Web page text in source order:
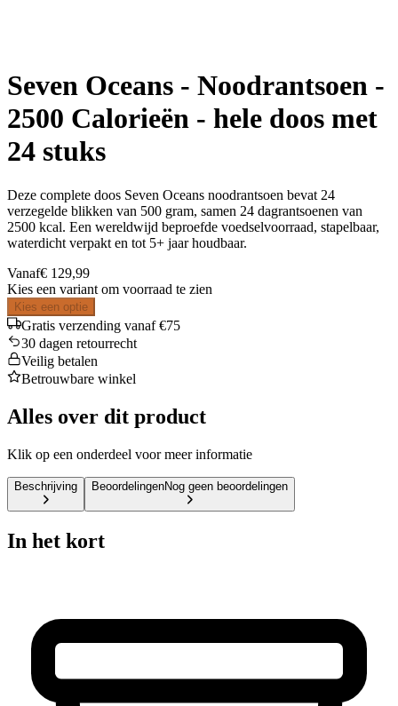
Seven Oceans - Noodrantsoen -
2500 Calorieën - hele doos met
24 stuks
Deze complete doos Seven Oceans noodrantsoen bevat 24
verzegelde blikken van 500 gram, samen 24 dagrantsoenen van
2500 kcal. Een wereldwijd beproefde voedselvoorraad, stapelbaar,
waterdicht verpakt en tot 5+ jaar houdbaar.
Vanaf€ 129,99
Kies een variant om voorraad te zien
Kies een optie
Gratis verzending vanaf €75
30 dagen retourrecht
Veilig betalen
Betrouwbare winkel
Alles over dit product
Klik op een onderdeel voor meer informatie
Beschrijving BeoordelingenNog geen beoordelingen
In het kort